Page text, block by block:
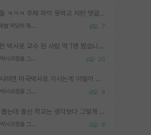
댓글들 ㅋㅋㅋ 주제 파악 못하고 저런 댓글들을 쓰네. 조직에 인간이 얼마나 중요한데 걱정될 수도 있지 ㅋㅋ 본인들은 퍽이나 잘하나봐 ? 현실은 남들한테 욕 안 먹는 1인분만 하는 것도 힘들텐데 ?
진짜 제발 적당히 똑똑한 박사과정이라도 위에 있었으면.. 7
서성한 박사로 교수 된 사람 딱 1명 봤습니다. 근데 지방대 박사로 교수된 거는 기적이 일어나야되요. 서성한 학부부터여도 빡센게 교수임용일텐데 지방대박사로 무슨 교수가 되나요...... 중소기업/중견기업 팀장급/연구소장급이나 될거 같네요.
SSH 박사과정을 그만두고 지방대 박사로 옮기면 교수의 꿈은 끝일까요? 20
옮기시려면 미국박사로 가시는게 어떨까 싶네요. 교수가 꿈이면 미국박사 하고 미국교수 까지 같이 노리시는게 기회가 많지 않을까요?
SSH 박사과정을 그만두고 지방대 박사로 옮기면 교수의 꿈은 끝일까요? 9
교수 뽑는데 출신 학교는 생각보다 그렇게 안 봄. 앞으로는 더 안 보게 될거임. 박사는 어디서 진행해도 됨. 단, 제대로 쌓고 좋은 실적 만들 수 있다면. 그런데 지방대는 그럴 가능성이 지극히 낮음. 나만 열심히 잘 하면 된다? 인간은 주변 환경에 지배되는 나약한 존재임. 주변의 지방대 대학원생과 섞이고 지방 특유의 여유로움 또는 나쁘게 얘기해서 나태함에 젖어 살다보면 교수의 꿈 자체를 잊어버리게 될 가능성도 있음. 주변 환경이 70~80%임.
SSH 박사과정을 그만두고 지방대 박사로 옮기면 교수의 꿈은 끝일까요? 8